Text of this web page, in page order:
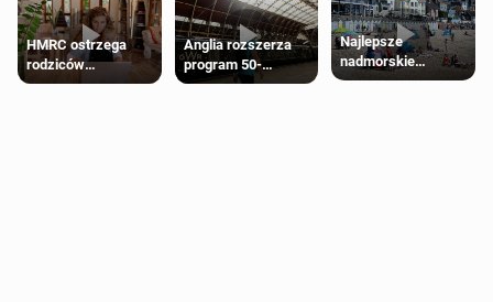
HMRC ostrzega
rodziców
pobierających Child
Anglia rozszerza
program 50-
procentowych
Najlepsze
nadmorskie
miasteczko blisko